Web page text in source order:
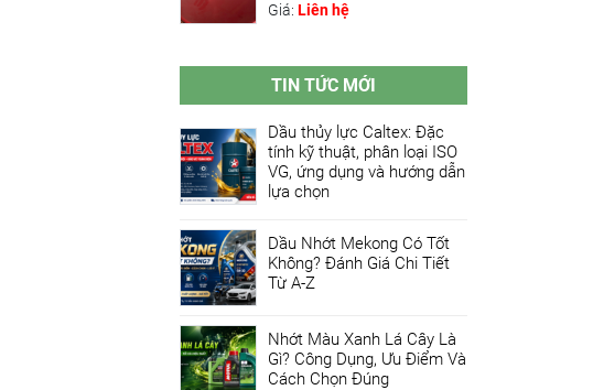
Giá: Liên hệ
TIN TỨC MỚI
Dầu thủy lực Caltex: Đặc
tính kỹ thuật, phân loại ISO
VG, ứng dụng và hướng dẫn
lựa chọn
Dầu Nhớt Mekong Có Tốt
Không? Đánh Giá Chi Tiết
Từ A-Z
Nhớt Màu Xanh Lá Cây Là
Gì? Công Dụng, Ưu Điểm Và
Cách Chọn Đúng